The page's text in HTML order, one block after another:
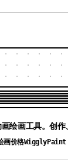
画工具。创作
画价格WigglyPaint